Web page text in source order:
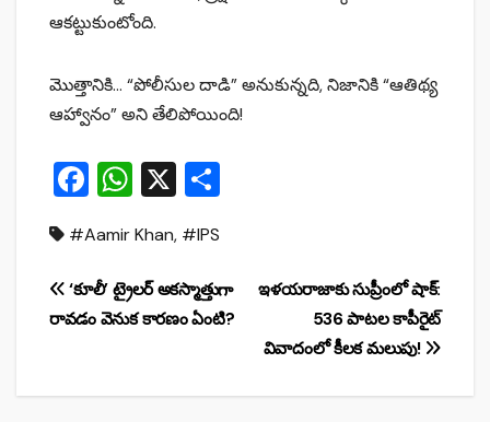
ఆకట్టుకుంటోంది.
మొత్తానికి… “పోలీసుల దాడి” అనుకున్నది, నిజానికి “ఆతిథ్య
ఆహ్వానం” అని తేలిపోయింది!
F
c
e
b
o
W
at
s
A
p
X
e
#Aamir Khan, #IPS
Post
ఇళయరాజా‌కు సుప్రీంలో షాక్:
536 పాటల కాపీరైట్‌
వివాదంలో కీలక మలుపు!
‘కూలీ’ ట్రైలర్‌ అకస్మాత్తుగా
రావడం వెనుక కారణం ఏంటి?